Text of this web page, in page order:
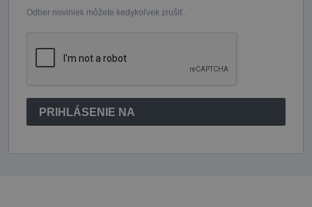
Odber noviniek môžete kedykoľvek zrušiť.
PRIHLÁSENIE NA